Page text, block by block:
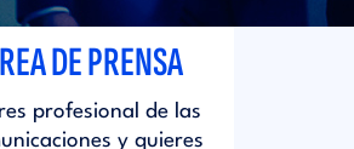
DE PRENSA
profesional de las
y quieres